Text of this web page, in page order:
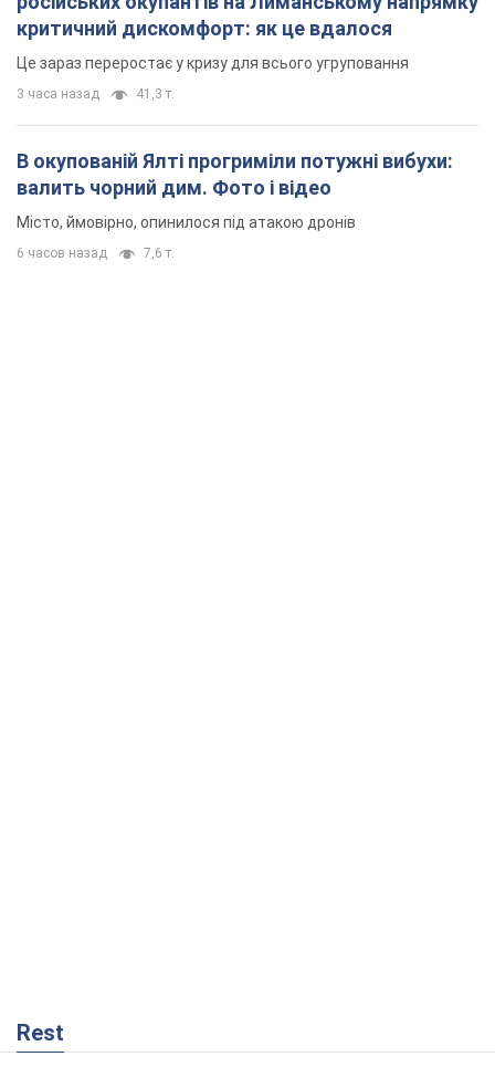
критичний дискомфорт: як це вдалося
Це зараз переростає у кризу для всього угруповання
3 часа назад 41,3 т.
В окупованій Ялті прогриміли потужні вибухи:
валить чорний дим. Фото і відео
Місто, ймовірно, опинилося під атакою дронів
6 часов назад 7,6 т.
Rest